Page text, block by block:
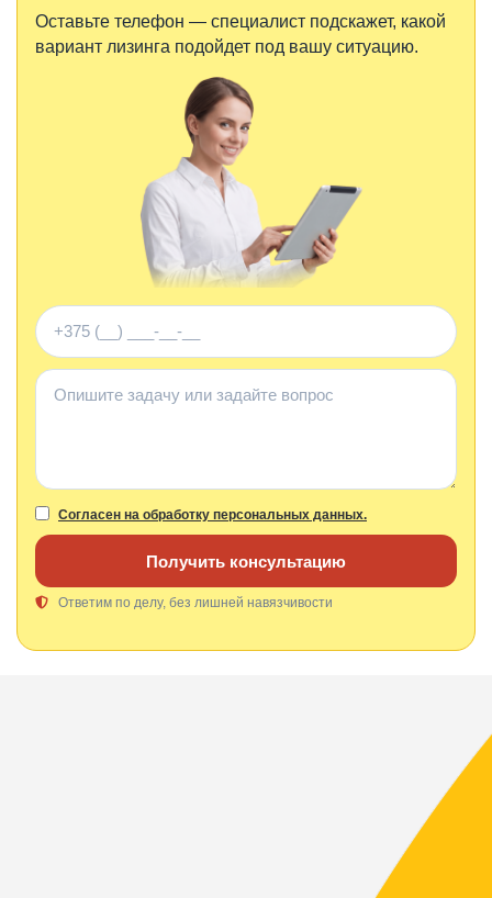
Оставьте телефон — специалист подскажет, какой
вариант лизинга подойдет под вашу ситуацию.
Телефон
Комментарий
Согласен на обработку персональных данных.
Получить консультацию
Ответим по делу, без лишней навязчивости